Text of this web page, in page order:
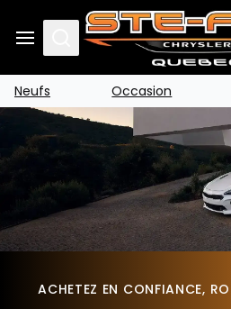
Search
Neufs Occasion
ACHETEZ EN CONFIANCE,